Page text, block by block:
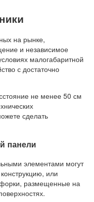
на рынке,
и независимое
малогабаритной
с достаточно
не менее 50 см
сделать
панели
элементами могут
или
размещенные на